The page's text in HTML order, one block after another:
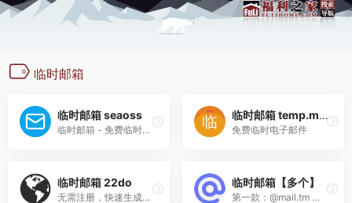
临时邮箱
临时邮箱 seaoss
临时邮箱 - 免费临时邮箱服务-安全在线临时电子邮箱|Temp Mail
临时邮箱 temp.mail
免费临时电子邮件
临时邮箱 22do
无需注册，快速生成一个即用即弃的邮箱地址，适用于各种短期需求，如在线注册、下载链接获取、验证电子邮件等
临时邮箱【多个】
第一款：@mail.tm 这款网站...